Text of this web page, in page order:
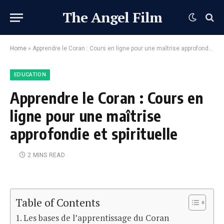
The Angel Film
Home » Apprendre le Coran : Cours en ligne pour une maîtrise approfondie et spirituelle
EDUCATION
Apprendre le Coran : Cours en
ligne pour une maîtrise
approfondie et spirituelle
2 MINS READ
Table of Contents
Les bases de l’apprentissage du Coran